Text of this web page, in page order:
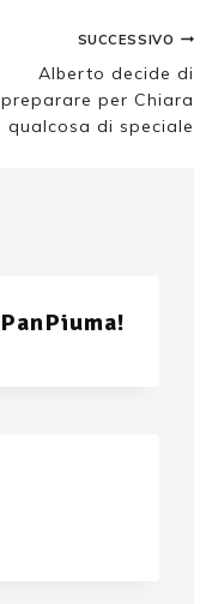
SUCCESSIVO
Alberto decide di
preparare per Chiara
qualcosa di speciale